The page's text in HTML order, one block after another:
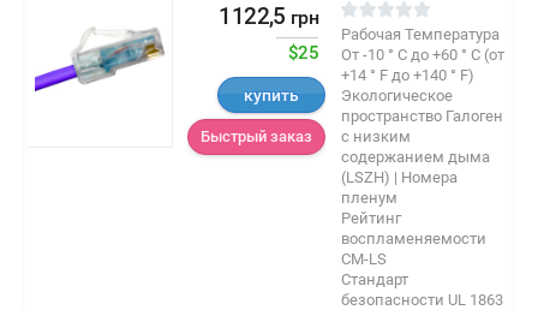
1122,5 грн
$25
купить
Быстрый заказ
Рабочая Температура
От -10 ° C до +60 ° C (от
+14 ° F до +140 ° F)
Экологическое
пространство Галоген
с низким
содержанием дыма
(LSZH) | Номера
пленум
Рейтинг
воспламеняемости
CM-LS
Стандарт
безопасности UL 1863